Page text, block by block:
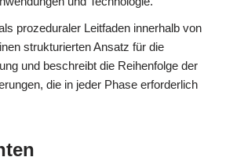
prozeduraler Leitfaden innerhalb von
strukturierten Ansatz für die
und beschreibt die Reihenfolge der
die in jeder Phase erforderlich